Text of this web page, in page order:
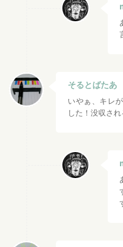
そるとばたあ
いやぁ、キレ
した！没収さ